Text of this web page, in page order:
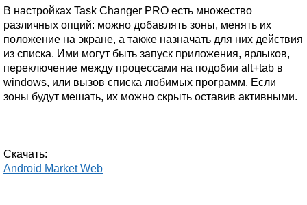
В настройках Task Changer PRO есть множество
различных опций: можно добавлять зоны, менять их
положение на экране, а также назначать для них действия
из списка. Ими могут быть запуск приложения, ярлыков,
переключение между процессами на подобии alt+tab в
windows, или вызов списка любимых программ. Если
зоны будут мешать, их можно скрыть оставив активными.
Скачать:
Android Market Web